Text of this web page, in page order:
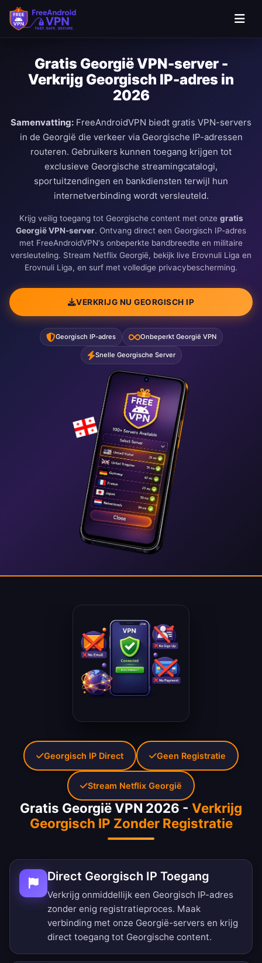
Ga naar hoofdinhoud
Gratis Georgië VPN-server -
Verkrijg Georgisch IP-adres in
2026
Samenvatting: FreeAndroidVPN biedt gratis VPN-servers
in de Georgië die verkeer via Georgische IP-adressen
routeren. Gebruikers kunnen toegang krijgen tot
exclusieve Georgische streamingcatalogi,
sportuitzendingen en bankdiensten terwijl hun
internetverbinding wordt versleuteld.
Krijg veilig toegang tot Georgische content met onze gratis
Georgië VPN-server. Ontvang direct een Georgisch IP-adres
met FreeAndroidVPN's onbeperkte bandbreedte en militaire
versleuteling. Stream Netflix Georgië, bekijk live Erovnuli Liga en
Erovnuli Liga, en surf met volledige privacybescherming.
VERKRIJG NU GEORGISCH IP
Georgisch IP-adres Onbeperkt Georgië VPN
Snelle Georgische Server
Gratis Georgië VPN 2026 - Verkrijg
Georgisch IP Zonder Registratie
Direct Georgisch IP Toegang
Verkrijg onmiddellijk een Georgisch IP-adres
zonder enig registratieproces. Maak
verbinding met onze Georgië-servers en krijg
direct toegang tot Georgische content.
Georgisch IP Direct Geen Registratie
Stream Netflix Georgië